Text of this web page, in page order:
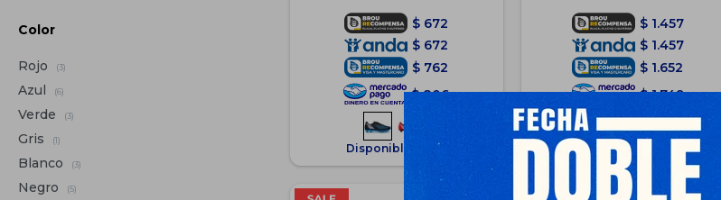
$ 672
$ 672
$ 762
$ 806
Disponible Envío
$ 1.457
$ 1.457
$ 1.652
$ 1.749
Disponible Envío
Color
Rojo (3)
Azul (6)
Verde (3)
Gris (1)
Blanco (3)
Negro (5)